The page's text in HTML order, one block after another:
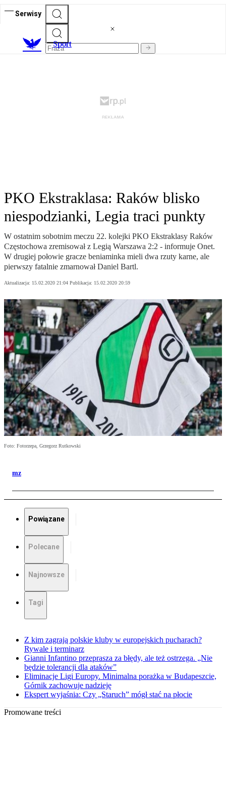
Serwisy
Sport
PKO Ekstraklasa: Raków blisko
niespodzianki, Legia traci punkty
W ostatnim sobotnim meczu 22. kolejki PKO Ekstraklasy Raków
Częstochowa zremisował z Legią Warszawa 2:2 - informuje Onet.
W drugiej połowie gracze beniaminka mieli dwa rzuty karne, ale
pierwszy fatalnie zmarnował Daniel Bartl.
Aktualizacja: 15.02.2020 21:04 Publikacja: 15.02.2020 20:59
Foto: Fotorzepa, Grzegorz Rutkowski
mz
Powiązane
Polecane
Najnowsze
Tagi
Z kim zagrają polskie kluby w europejskich pucharach?
Rywale i terminarz
Gianni Infantino przeprasza za błędy, ale też ostrzega. „Nie
będzie tolerancji dla ataków”
Eliminacje Ligi Europy. Minimalna porażka w Budapeszcie,
Górnik zachowuje nadzieję
Ekspert wyjaśnia: Czy „Staruch” mógł stać na płocie
Promowane treści